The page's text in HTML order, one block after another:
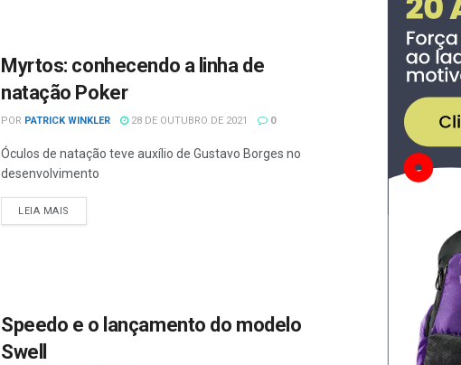
Myrtos: conhecendo a linha de
natação Poker
POR PATRICK WINKLER 28 DE OUTUBRO DE 2021 0
Óculos de natação teve auxílio de Gustavo Borges no
desenvolvimento
LEIA MAIS
Speedo e o lançamento do modelo
Swell